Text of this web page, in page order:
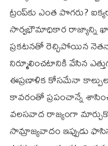
ట్రంప్‌కు ఎంత పొగరు?
సార్వభౌమాధికార రాజ్యాన్ని
ప్రకటనతో రెచ్చిపోయిన
నిర్మూలించటానికి వేసిన
ఈప్రణాళిక కోసమేనా
కావరంతో ప్రపంచాన్నే
వలసవాద రాజ్యంగా
సామ్రాజ్యవాదం ఇప్పుడు